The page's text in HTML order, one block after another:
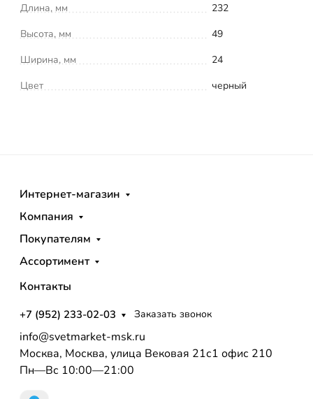
Длина, мм
232
Высота, мм
49
Ширина, мм
24
Цвет
черный
Интернет-магазин
Компания
Покупателям
Ассортимент
Контакты
+7 (952) 233-02-03 Заказать звонок
info@svetmarket-msk.ru
Москва, Москва, улица Вековая 21с1 офис 210
Пн—Вс 10:00—21:00